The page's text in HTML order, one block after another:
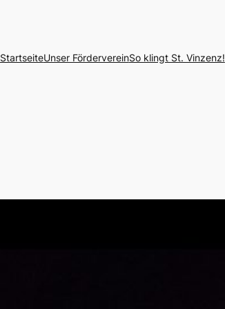
StartseiteUnser FördervereinSo klingt St. Vinzenz!